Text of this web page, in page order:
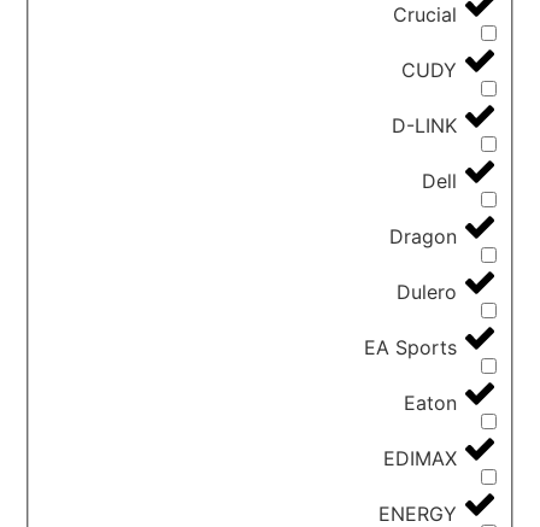
Crucial
CUDY
D-LINK
Dell
Dragon
Dulero
EA Sports
Eaton
EDIMAX
ENERGY